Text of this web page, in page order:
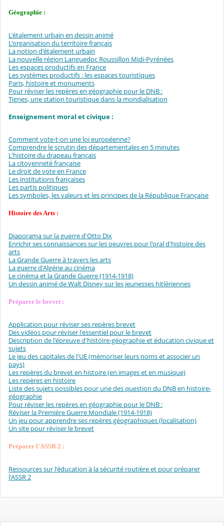
Géographie :
L'étalement urbain en dessin animé
L'organisation du territoire français
La notion d'étalement urbain
La nouvelle région Languedoc Roussillon Midi-Pyrénées
Les espaces productifs en France
Les systèmes productifs : les espaces touristiques
Paris, histoire et monuments
Pour réviser les repères en géographie pour le DNB :
Tignes, une station touristique dans la mondialisation
Enseignement moral et civique :
Comment vote-t-on une loi européenne?
Comprendre le scrutin des départementales en 5 minutes
L'histoire du drapeau français
La citoyenneté française
Le droit de vote en France
Les institutions françaises
Les partis politiques
Les symboles, les valeurs et les principes de la République Française
Histoire des Arts :
Diaporama sur la guerre d'Otto Dix
Enrichir ses connaissances sur les oeuvres pour l'oral d'histoire des
arts
La Grande Guerre à travers les arts
La guerre d'Algérie au cinéma
Le cinéma et la Grande Guerre (1914-1918)
Un dessin animé de Walt Disney sur les jeunesses hitlériennes
Préparer le brevet :
Application pour réviser ses repères brevet
Des vidéos pour réviser l'essentiel pour le brevet
Description de l'épreuve d'histoire-géographie et éducation civique et
sujets
Le jeu des capitales de l'UE (mémoriser leurs noms et associer un
pays)
Les repères du brevet en histoire (en images et en musique)
Les repères en histoire
Liste des sujets possibles pour une des question du DNB en histoire-
géographie
Pour réviser les repères en géographie pour le DNB :
Réviser la Première Guerre Mondiale (1914-1918)
Un jeu pour apprendre ses repères géographiques (localisation)
Un site pour réviser le brevet
Préparer l'ASSR 2 :
Ressources sur l'éducation à la sécurité routière et pour préparer
l'ASSR 2